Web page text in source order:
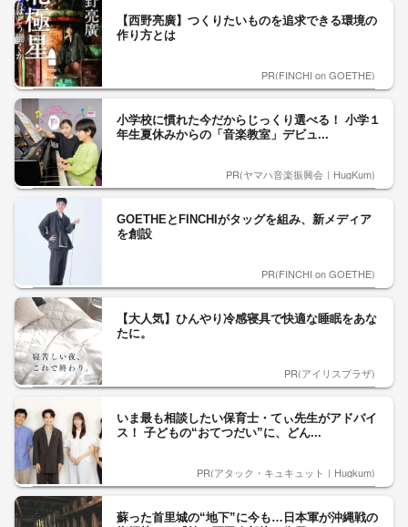
【西野亮廣】つくりたいものを追求できる環境の
作り方とは
PR(FINCHI on GOETHE)
小学校に慣れた今だからじっくり選べる！ 小学１
年生夏休みからの「音楽教室」デビュ...
PR(ヤマハ音楽振興会｜HugKum)
GOETHEとFINCHIがタッグを組み、新メディア
を創設
PR(FINCHI on GOETHE)
【大人気】ひんやり冷感寝具で快適な睡眠をあな
たに。
PR(アイリスプラザ)
いま最も相談したい保育士・てぃ先生がアドバイ
ス！ 子どもの“おてつだい”に、どん...
PR(アタック・キュキュット｜Hugkum)
蘇った首里城の“地下”に今も…日本軍が沖縄戦の